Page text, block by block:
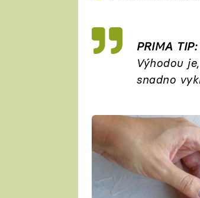
PRIMA TIP:
Výhodou
snadno